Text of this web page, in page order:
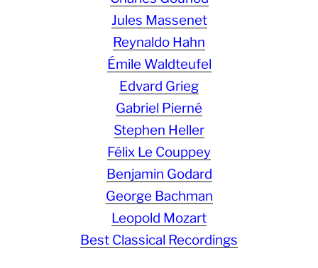
Jules Massenet
Reynaldo Hahn
Émile Waldteufel
Edvard Grieg
Gabriel Pierné
Stephen Heller
Félix Le Couppey
Benjamin Godard
George Bachman
Leopold Mozart
Best Classical Recordings